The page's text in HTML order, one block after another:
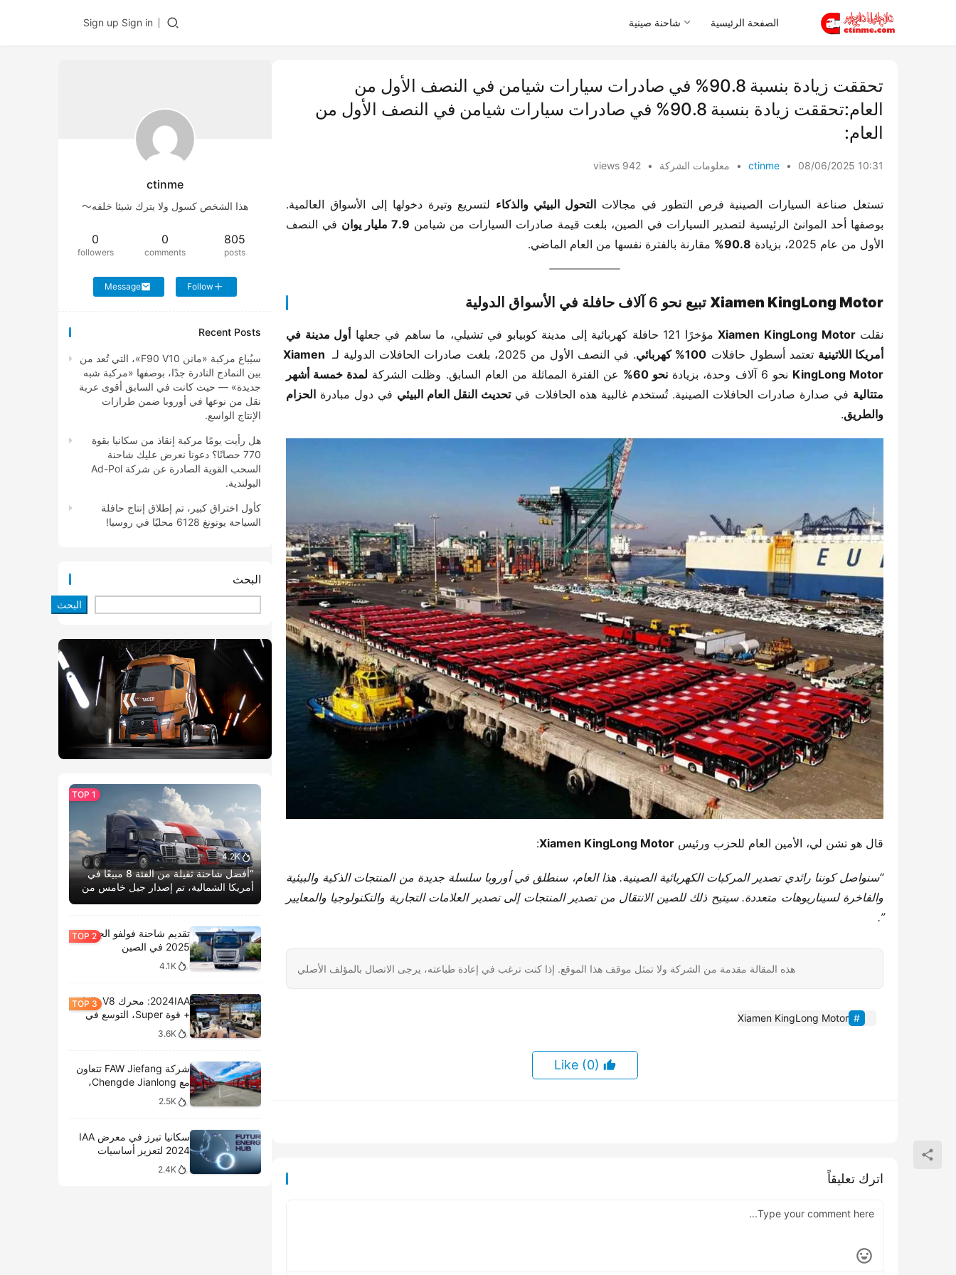
الصفحة الرئيسية شاحنة صينية Sign in
Sign up
تحققت زيادة بنسبة 90.8% في صادرات سيارات شيامن في النصف الأول من
العام:تحققت زيادة بنسبة 90.8% في صادرات سيارات شيامن في النصف الأول من
العام:
ctinme • 08/06/2025 10:31
• معلومات الشركة •
942 views
تستغل صناعة السيارات الصينية فرص التطور في مجالات ​ ​التحول البيئي والذكاء​
بوصفها أحد الموانئ الرئيسية لتصدير السيارات في الصين، بلغت قيمة صادرات السيارات من شيامن ​ ​7.9 مليار يوان​
الأول من عام 2025، بزيادة ​
​90.8%​ ​ مقارنة بالفترة نفسها من العام الماضي.
​Xiamen KingLong Motor​ ​ تبيع نحو 6 آلاف حافلة في الأسواق الدولية
نقلت ​​Xiamen KingLong Motor​​ مؤخرًا 121 حافلة كهربائية إلى مدينة كوبيابو في تشيلي، ما ساهم في جعلها ​
أمريكا اللاتينية​ ​ تعتمد أسطول حافلات ​ ​100% كهربائي​ ​. في النصف الأول من 2025، بلغت صادرات الحافلات الدولية لـ ​
​Xiamen
KingLong Motor​ ​ نحو 6 آلاف وحدة، بزيادة ​ ​نحو 60%​ ​ عن الفترة المماثلة من العام السابق. وظلت الشركة ​
متتالية​ ​ في صدارة صادرات الحافلات الصينية. تُستخدم غالبية هذه الحافلات في ​​تحديث النقل العام البيئي​ ​ في دول مبادرة ​
والطريق​​.
قال هو تشن لي، الأمين العام للحزب ورئيس ​ ​Xiamen KingLong Motor​
​:
“سنواصل كوننا ​​رائدي تصدير المركبات الكهربائية الصينية​
والفاخرة لسيناريوهات متعددة. سيتيح ذلك للصين الانتقال من ​​تصدير المنتجات​ ​ إلى ​​تصدير العلامات التجارية والتكنولوجيا والمعايير​
”.
هذه المقالة مقدمة من الشركة ولا تمثل موقف هذا الموقع. إذا كنت ترغب في إعادة طباعته، يرجى الاتصال بالمؤلف الأصلي
Xiamen KingLong Motor
(0)
اترك تعليقاً
ctinme
هذا الشخص كسول ولا يترك شيئا خلفه～
805
posts
0
comments
0
followers
Follow
Message
Recent Posts
سيُباع مركبة «مانن F90 V10»، التي تُعد من
بين النماذج النادرة جدًا، بوصفها «مركبة شبه
جديدة» — حيث كانت في السابق أقوى عربة
نقل من نوعها في أوروبا ضمن طرازات
الإنتاج الواسع.
هل رأيت يومًا مركبة إنقاذ من سكانيا بقوة
770 حصانًا؟ دعونا نعرض عليك شاحنة
السحب القوية الصادرة عن شركة Ad-Pol
البولندية.
كأول اختراق كبير، تم إطلاق إنتاج حافلة
السياحة يوتونغ 6128 محليًا في روسيا!
البحث
البحث
4.2K
“أفضل شاحنة ثقيلة من الفئة 8 مبيعًا في
أمريكا الشمالية، تم إصدار جيل خامس من
تقديم شاحنة فولفو الجديدة
2025 في الصين
4.1K
2024IAA: محرك V8، الغاز
+ قوة Super، التوسع في
الطرازات الكهربائية،
وتحليل المعروضات الداخلية
3.6K
شركة FAW Jiefang تتعاون
مع Chengde Jianlong،
وتكشف النقاب عن تسليم
2.5K
سكانيا تبرز في معرض IAA
2024 لتعزيز أساسيات
النقل المستدام
2.4K